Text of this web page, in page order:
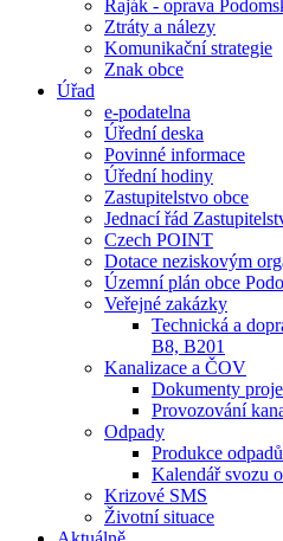
Raják - oprava
Ztráty a nálezy
Komunikační strategie
Znak obce
Úřad
e-podatelna
Úřední deska
Povinné informace
Úřední hodiny
Zastupitelstvo obce
Jednací řád
Czech POINT
Dotace neziskovým
Územní plán obce
Veřejné zakázky
Technická a
B8, B201
Kanalizace a ČOV
Dokumenty
Provozování
Odpady
Produkce
Kalendář svozu
Krizové SMS
Životní situace